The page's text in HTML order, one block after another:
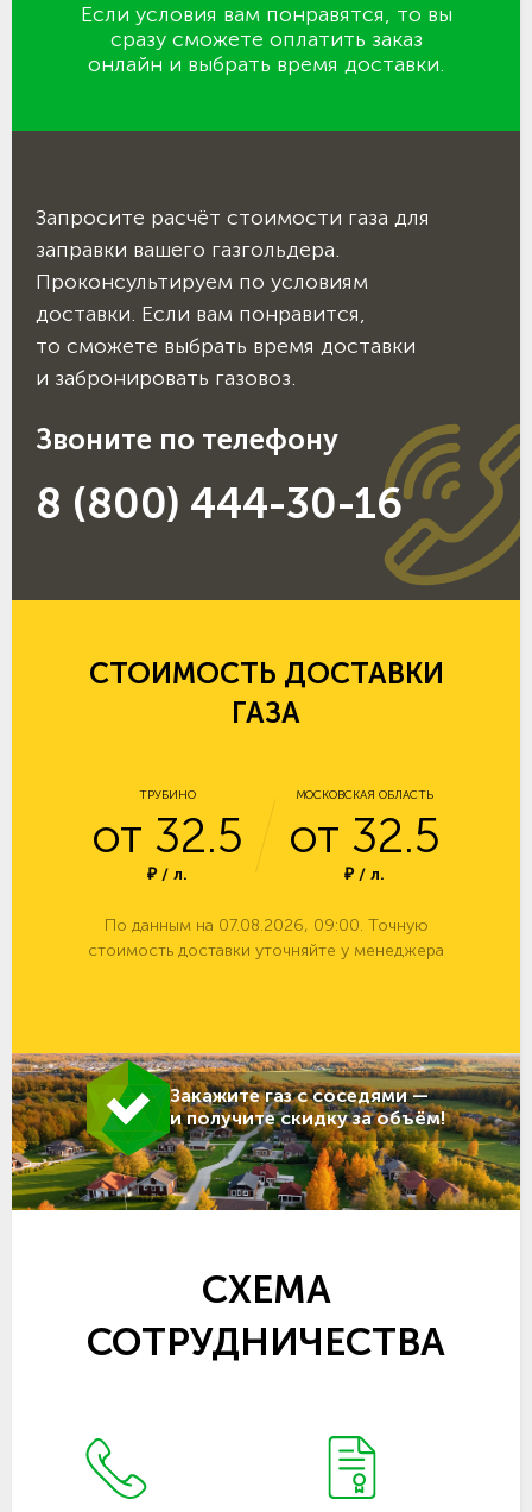
Если условия вам понравятся, то вы
сразу сможете оплатить заказ
онлайн и выбрать время доставки.
Запросите расчёт стоимости газа для
заправки вашего газгольдера.
Проконсультируем по условиям
доставки. Если вам понравится,
то сможете выбрать время доставки
и забронировать газовоз.
Звоните по телефону
8 (800) 444-30-16
СТОИМОСТЬ ДОСТАВКИ
ГАЗА
ТРУБИНО
от 32.5
₽ / л.
МОСКОВСКАЯ ОБЛАСТЬ
от 32.5
₽ / л.
По данным на 07.08.2026, 09:00. Точную
стоимость доставки уточняйте у менеджера
Закажите газ с соседями —
и получите скидку за объём!
СХЕМА
СОТРУДНИЧЕСТВА